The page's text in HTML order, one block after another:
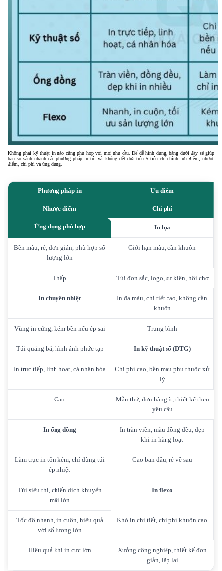
Không phải kỹ thuật in nào cũng phù hợp với mọi nhu cầu. Để dễ hình dung, bảng dưới đây sẽ giúp
bạn so sánh nhanh các phương pháp in túi vải không dệt dựa trên 5 tiêu chí chính: ưu điểm, nhược
điểm, chi phí và ứng dụng.
Phương pháp in Ưu điểm
Nhược điểm Chi phí
Ứng dụng phù hợp In lụa
Bền màu, rẻ, đơn giản, phù hợp số
lượng lớn
Giới hạn màu, cần khuôn
Thấp Túi đơn sắc, logo, sự kiện, hội chợ
In chuyển nhiệt
In đa màu, chi tiết cao, không cần
khuôn
Vùng in cứng, kém bền nếu ép sai Trung bình
Túi quảng bá, hình ảnh phức tạp In kỹ thuật số (DTG)
In trực tiếp, linh hoạt, cá nhân hóa
Chi phí cao, bền màu phụ thuộc xử
lý
Cao
Mẫu thử, đơn hàng ít, thiết kế theo
yêu cầu
In ống đồng
In tràn viền, màu đồng đều, đẹp
khi in hàng loạt
Làm trục in tốn kém, chỉ dùng túi
ép nhiệt
Cao ban đầu, rẻ về sau
Túi siêu thị, chiến dịch khuyến
mãi lớn
In flexo
Tốc độ nhanh, in cuộn, hiệu quả
với số lượng lớn
Khó in chi tiết, chi phí khuôn cao
Hiệu quả khi in cực lớn
Xưởng công nghiệp, thiết kế đơn
giản, lặp lại